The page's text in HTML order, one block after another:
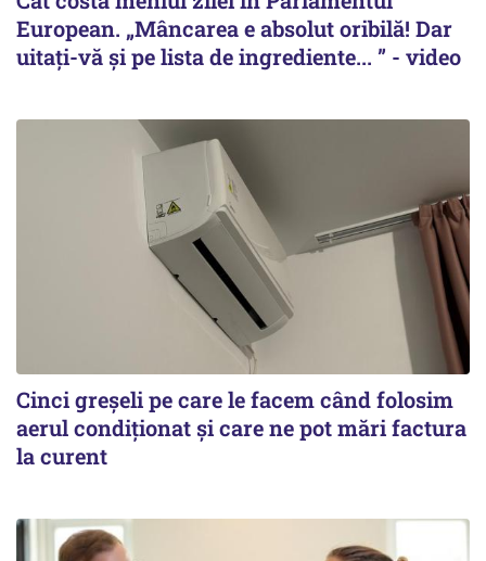
European. „Mâncarea e absolut oribilă! Dar
uitați-vă și pe lista de ingrediente... ” - video
Cinci greșeli pe care le facem când folosim
aerul condiționat și care ne pot mări factura
la curent